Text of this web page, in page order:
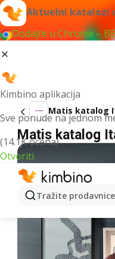
Aktuelni katalozi
Dodajte u Chrome –
Kimbino aplikacija
Sve ponude na jednom
(14.1K ocena)
Otvoriti
Tražite
Matis katalog
Matis katalog